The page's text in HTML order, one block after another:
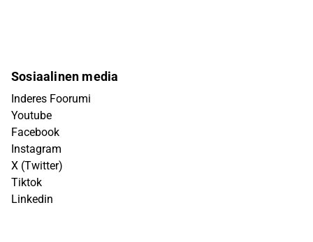
Sosiaalinen media
Inderes Foorumi
Youtube
Facebook
Instagram
X (Twitter)
Tiktok
Linkedin